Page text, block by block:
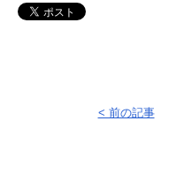
< 前の記事